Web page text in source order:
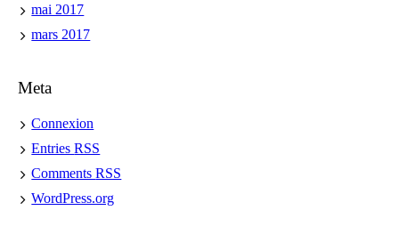
mai 2017
mars 2017
Meta
Connexion
EntriesRSS
CommentsRSS
WordPress.org